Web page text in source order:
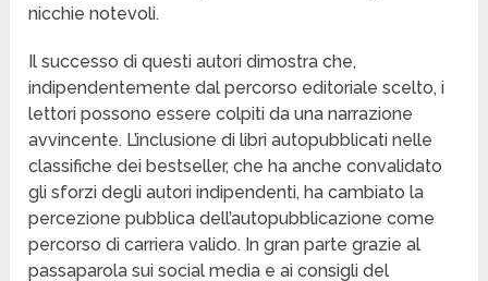
nicchie notevoli.
Il successo di questi autori dimostra che,
indipendentemente dal percorso editoriale scelto, i
lettori possono essere colpiti da una narrazione
avvincente. L’inclusione di libri autopubblicati nelle
classifiche dei bestseller, che ha anche convalidato
gli sforzi degli autori indipendenti, ha cambiato la
percezione pubblica dell’autopubblicazione come
percorso di carriera valido. In gran parte grazie al
passaparola sui social media e ai consigli del